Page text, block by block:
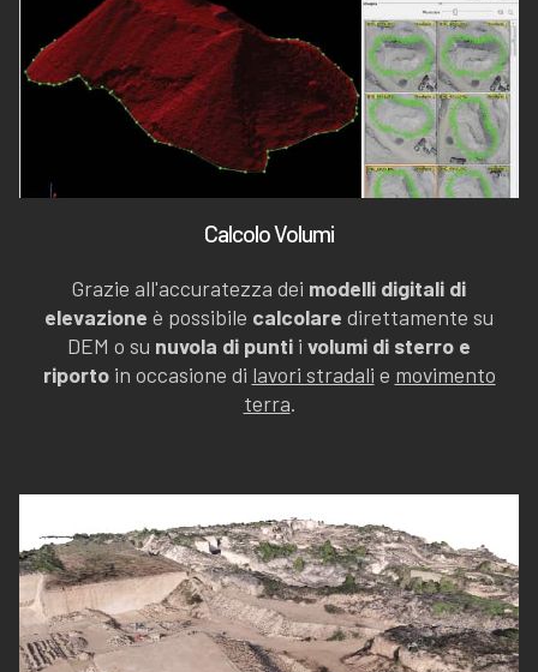
Calcolo Volumi
Grazie all'accuratezza dei modelli digitali di
elevazione è possibile calcolare direttamente su
DEM o su nuvola di punti i volumi di sterro e
riportoin occasione di lavori stradali e movimento
terra.